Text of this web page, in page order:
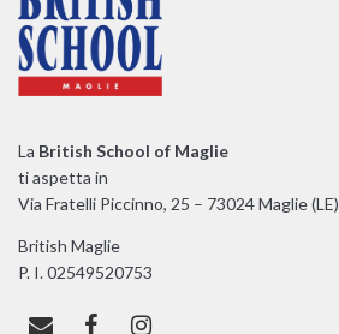
La British School of Maglie
ti aspetta in
Via Fratelli Piccinno, 25 – 73024 Maglie (LE)
British Maglie
P. I. 02549520753